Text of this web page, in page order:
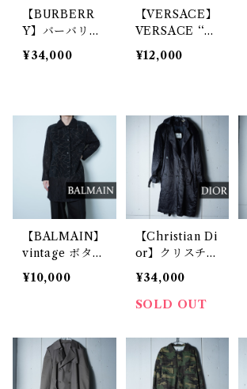
【BURBERR
Y】バーバリー
比翼仕立てステ
ンカラーコー
¥34,000
【VERSACE】
VERSACE ‘‘8
0‘s‘‘イタリア
製 初期タグ
¥12,000
【BALMAIN】
vintage ボタン
ロゴ刻印 レー
ス切り替えレザ
¥10,000
【Christian Di
or】クリスチャ
ンディオール 8
0s ナイロンロ
ングコート bla
¥34,000
SOLD OUT